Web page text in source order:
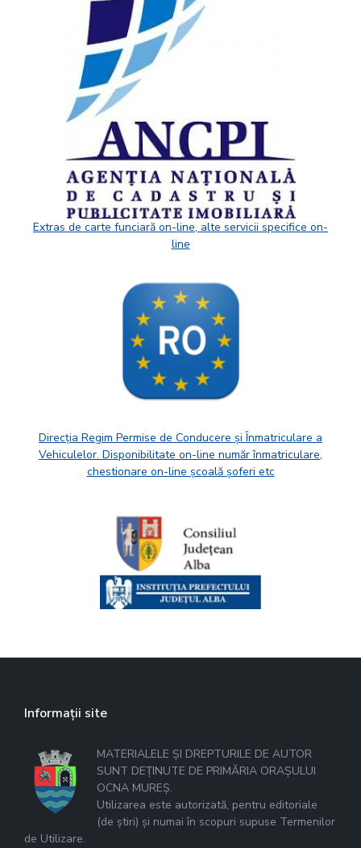
Extras de carte funciară on-line, alte servicii specifice on-
line
Direcția Regim Permise de Conducere și Înmatriculare a
Vehiculelor. Disponibilitate on-line număr înmatriculare,
chestionare on-line școală șoferi etc
Informații site
MATERIALELE ȘI DREPTURILE DE AUTOR
SUNT DEȚINUTE DE PRIMĂRIA ORAȘULUI
OCNA MUREȘ.
Utilizarea este autorizată, pentru editoriale
(de știri) și numai în scopuri supuse Termenilor
de Utilizare.